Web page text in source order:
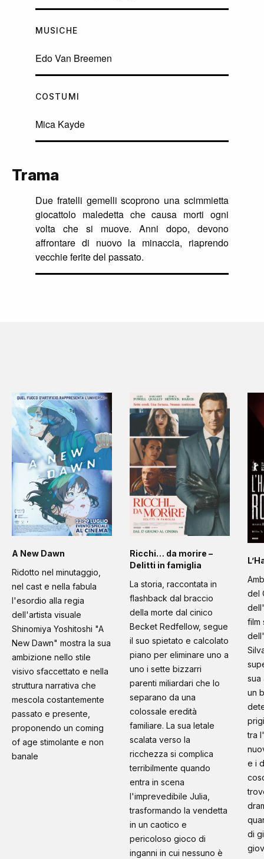
MUSICHE
Edo Van Breemen
COSTUMI
Mica Kayde
Trama
Due fratelli gemelli scoprono una scimmietta
giocattolo maledetta che causa morti ogni
volta che si muove. Anni dopo, devono
affrontare di nuovo la minaccia, riaprendo
vecchie ferite del passato.
A New Dawn
Ridotto nel minutaggio,
nel cast e nella fabula
l'esordio alla regia
dell'artista visuale
Shinomiya Yoshitoshi "A
New Dawn" mostra la sua
ambizione nello stile
visivo sfaccettato e nella
struttura narrativa che
mescola costantemente
passato e presente,
proponendo un coming
of age stimolante e non
banale
Ricchi… da morire –
Delitti in famiglia
La storia, raccontata in
flashback dal braccio
della morte dal cinico
Becket Redfellow, segue
il suo spietato e calcolato
piano per eliminare uno a
uno i sette bizzarri
parenti miliardari che lo
separano da una
colossale eredità
familiare. La sua letale
scalata verso la
ricchezza si complica
terribilmente quando
entra in scena
l'imprevedibile Julia,
trasformando la vendetta
in un caotico e
pericoloso gioco di
inganni in cui nessuno è
del
film
sua
un
tra
e i
di